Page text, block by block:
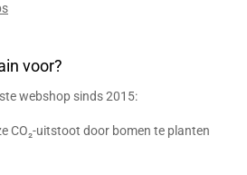
voor?
webshop sinds 2015:
CO₂-uitstoot door bomen te planten